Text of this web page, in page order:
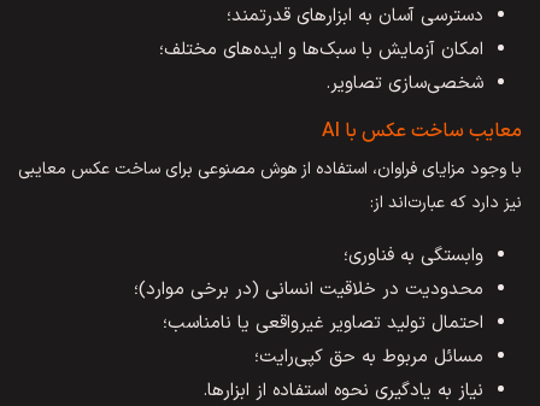
دسترسی آسان به ابزارهای قدرتمند؛
امکان آزمایش با سبک‌ها و ایده‌های مختلف؛
شخصی‌سازی تصاویر.
معایب ساخت عکس با AI
با وجود مزایای فراوان، استفاده از هوش مصنوعی برای ساخت عکس معایبی
نیز دارد که عبارت‌اند از:
وابستگی به فناوری؛
محدودیت در خلاقیت انسانی (در برخی موارد)؛
احتمال تولید تصاویر غیرواقعی یا نامناسب؛
مسائل مربوط به حق کپی‌رایت؛
نیاز به یادگیری نحوه استفاده از ابزارها.